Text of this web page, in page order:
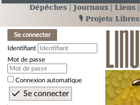
Dépêches Journaux Liens
🎙️ Projets Libres
Se connecter
Identifiant
Mot de passe
Connexion automatique